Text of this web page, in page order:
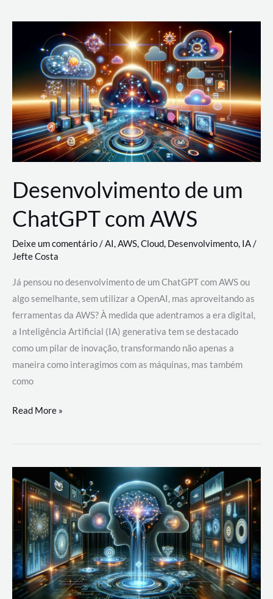
Nuvem:
Google
Cloud,
AWS
e
Azure
Desenvolvimento de um
ChatGPT com AWS
Deixe um comentário/AI,AWS,Cloud, Desenvolvimento, IA/
Jefte Costa
Já pensou no desenvolvimento de um ChatGPT com AWS ou
algo semelhante, sem utilizar a OpenAI, mas aproveitando as
ferramentas da AWS? À medida que adentramos a era digital,
a Inteligência Artificial (IA) generativa tem se destacado
como um pilar de inovação, transformando não apenas a
maneira como interagimos com as máquinas, mas também
como
Desenvolvimento
um
com
AWS
Read More »